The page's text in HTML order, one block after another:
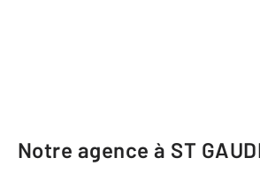
Notre agence à ST